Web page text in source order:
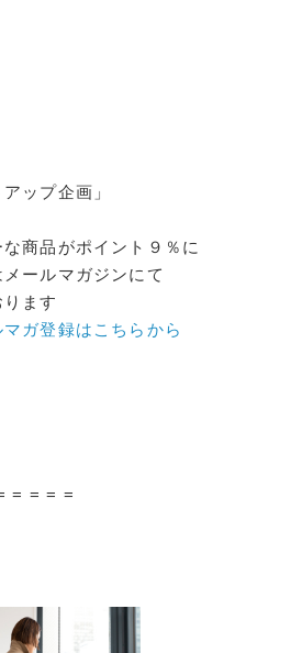
ップ企画」
商品がポイント９％に
ールマガジンにて
ます
マガ登録はこちらから
= = = =